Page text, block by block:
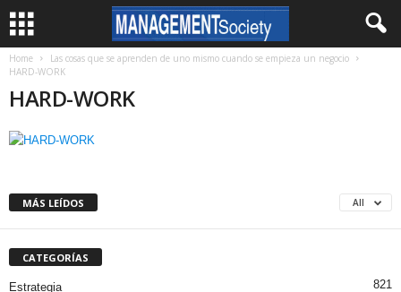
Home
Las cosas que se aprenden de uno mismo cuando se empieza un negocio
HARD-WORK
HARD-WORK
MÁS LEÍDOS All
CATEGORÍAS
Estrategia 821